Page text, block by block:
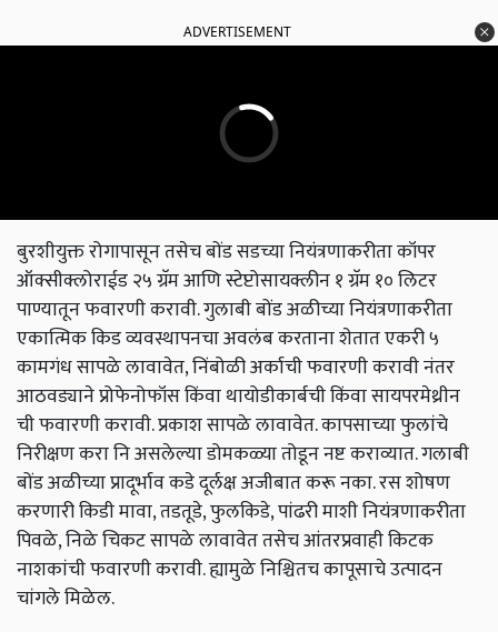
ADVERTISEMENT
बुरशीयुक्त रोगापासून तसेच बोंड सडच्या नियंत्रणाकरीता कॉपर
ऑक्सीक्लोराईड २५ ग्रॅम आणि स्टेप्टोसायक्लीन १ ग्रॅम १० लिटर
पाण्यातून फवारणी करावी. गुलाबी बोंड अळीच्या नियंत्रणाकरीता
एकात्मिक किड व्यवस्थापनचा अवलंब करताना शेतात एकरी ५
कामगंध सापळे लावावेत, निंबोळी अर्काची फवारणी करावी नंतर
आठवड्याने प्रोफेनोफॉस किंवा थायोडीकार्बची किंवा सायपरमेथ्रीन
ची फवारणी करावी. प्रकाश सापळे लावावेत. कापसाच्या फुलांचे
निरीक्षण करा नि असलेल्या डोमकळ्या तोडून नष्ट कराव्यात. गलाबी
बोंड अळीच्या प्रादूर्भाव कडे दूर्लक्ष अजीबात करू नका. रस शोषण
करणारी किडी मावा, तडतूडे, फुलकिडे, पांढरी माशी नियंत्रणाकरीता
पिवळे, निळे चिकट सापळे लावावेत तसेच आंतरप्रवाही किटक
नाशकांची फवारणी करावी. ह्यामुळे निश्चितच कापूसाचे उत्पादन
चांगले मिळेल.